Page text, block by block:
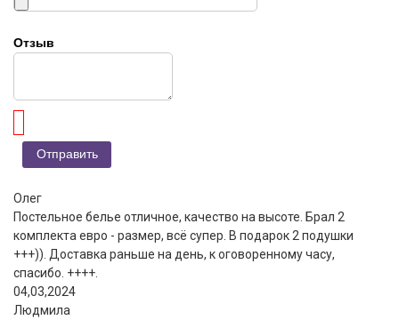
Отзыв
Олег
Постельное белье отличное, качество на высоте. Брал 2
комплекта евро - размер, всё супер. В подарок 2 подушки
+++)). Доставка раньше на день, к оговоренному часу,
спасибо. ++++.
04,03,2024
Людмила